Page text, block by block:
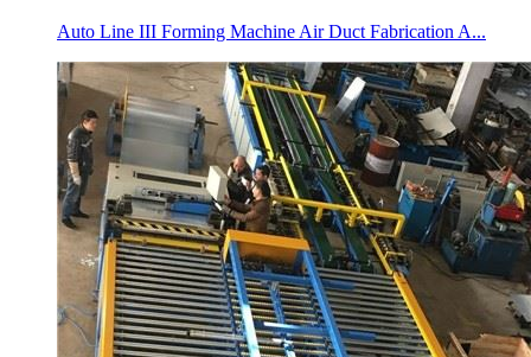
Auto Line III Forming Machine Air Duct Fabrication A...